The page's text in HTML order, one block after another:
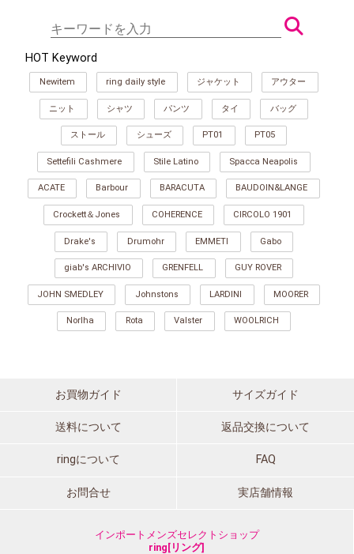
HOT Keyword
Newitem ring daily style ジャケット アウター
ニット シャツ パンツ タイ バッグ
ストール シューズ PT01 PT05
Settefili Cashmere Stile Latino Spacca Neapolis
ACATE Barbour BARACUTA BAUDOIN&LANGE
Crockett＆Jones COHERENCE CIRCOLO 1901
Drake's Drumohr EMMETI Gabo
giab's ARCHIVIO GRENFELL GUY ROVER
JOHN SMEDLEY Johnstons LARDINI MOORER
Norlha Rota Valster WOOLRICH
お買物ガイド サイズガイド
送料について 返品交換について
ringについて FAQ
お問合せ 実店舗情報
インポートメンズセレクトショップ
ring[リング]